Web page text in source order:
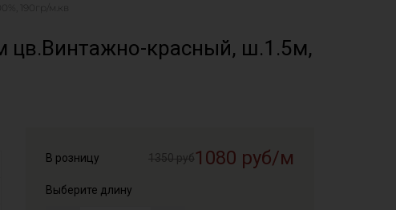
190гр/м.кв
цв.Винтажно-красный, ш.1.5м,
В розницу 1350 руб1080 руб/м
Выберите длину